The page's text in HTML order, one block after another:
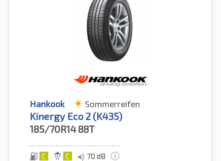
Hankook Sommerreifen
Kinergy Eco 2 (K435)
185/70R14 88T
C C 70 dB